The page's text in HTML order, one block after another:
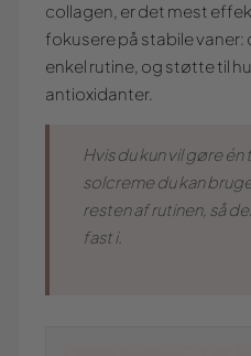
collagen, er det mest
fokusere på stabile
enkel rutine, og støtte til
antioxidanter.
Hvis du kun vil gøre
solcreme du kan
resten af rutinen, så
fast i.